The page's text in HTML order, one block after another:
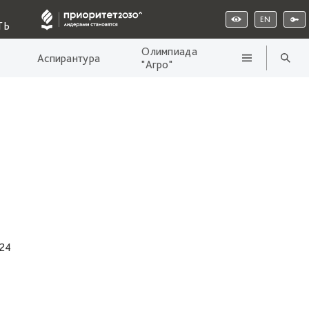
EN
Аспирантура
Олимпиада
"Агро"